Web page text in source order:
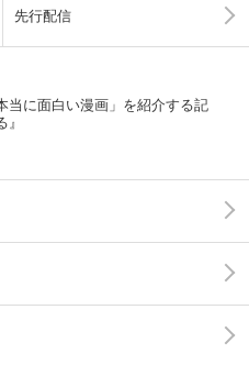
先行配信
当に面白い漫画」を紹介する記